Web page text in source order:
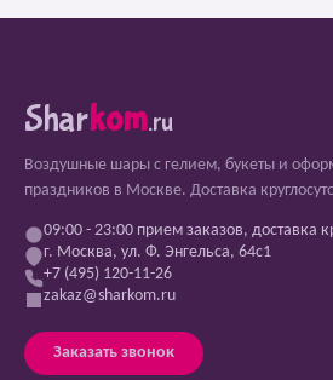
Sharkom.ru
Воздушные шары с гелием, букеты и
праздников в Москве. Доставка
09:00 - 23:00 прием заказов, доставка
г. Москва, ул. Ф. Энгельса, 64с1
+7 (495) 120-11-26
zakaz@sharkom.ru
Заказать звонок